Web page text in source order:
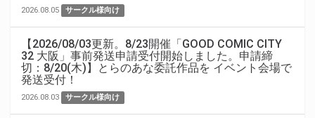
2026.08.05 サークル様向け
【2026/08/03更新。8/23開催「GOOD COMIC CITY
32 大阪」事前発送申請受付開始しました。申請締
切：8/20(木)】とらのあな委託作品を イベント会場で
発送受付！
2026.08.03 サークル様向け